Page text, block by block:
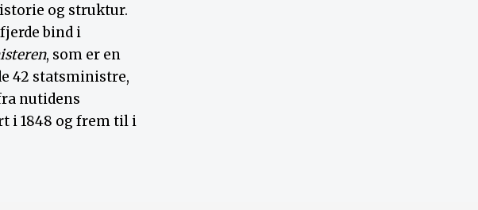
og struktur.
bind i
, som er en
42 statsministre,
nutidens
i 1848 og frem til i